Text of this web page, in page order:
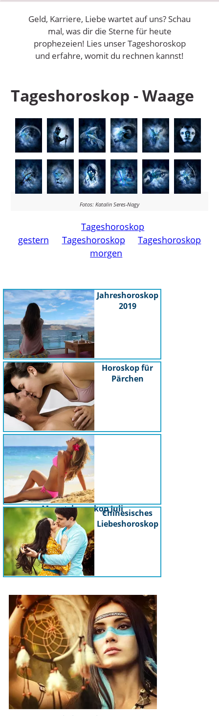
Geld, Karriere, Liebe wartet auf uns? Schau
mal, was dir die Sterne für heute
prophezeien! Lies unser Tageshoroskop
und erfahre, womit du rechnen kannst!
Tageshoroskop - Waage
Fotos: Katalin Seres-Nagy
Tageshoroskop
gestern
Tageshoroskop
Tageshoroskop
morgen